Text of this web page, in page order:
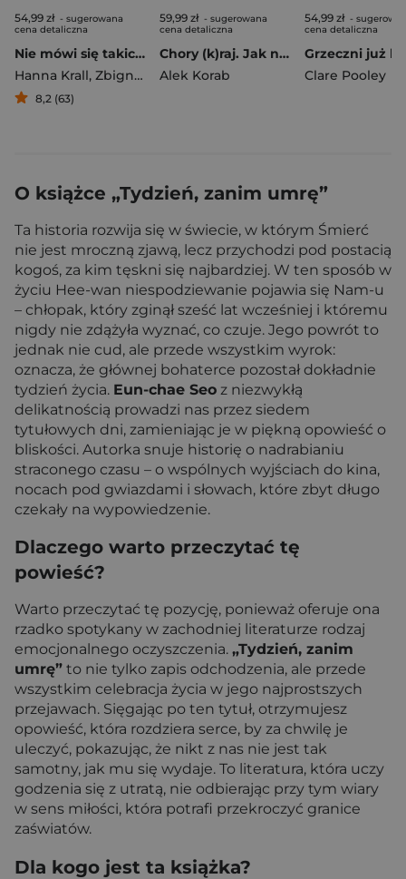
54,99 zł - sugerowana
cena detaliczna
Nie mówi się takich rzeczy
Hanna Krall, Zbigniew Libera
8,2 (63)
59,99 zł - sugerowana
cena detaliczna
Chory (k)raj. Jak naprawdę żyje się w Ameryce
Alek Korab
54,99 zł -
cena detaliczna
Clare Pooley
O książce „Tydzień, zanim umrę”
Ta historia rozwija się w świecie, w którym Śmierć
nie jest mroczną zjawą, lecz przychodzi pod postacią
kogoś, za kim tęskni się najbardziej. W ten sposób w
życiu Hee-wan niespodziewanie pojawia się Nam-u
– chłopak, który zginął sześć lat wcześniej i któremu
nigdy nie zdążyła wyznać, co czuje. Jego powrót to
jednak nie cud, ale przede wszystkim wyrok:
oznacza, że głównej bohaterce pozostał dokładnie
tydzień życia. Eun-chae Seo z niezwykłą
delikatnością prowadzi nas przez siedem
tytułowych dni, zamieniając je w piękną opowieść o
bliskości. Autorka snuje historię o nadrabianiu
straconego czasu – o wspólnych wyjściach do kina,
nocach pod gwiazdami i słowach, które zbyt długo
czekały na wypowiedzenie.
Dlaczego warto przeczytać tę
powieść?
Warto przeczytać tę pozycję, ponieważ oferuje ona
rzadko spotykany w zachodniej literaturze rodzaj
emocjonalnego oczyszczenia. „Tydzień, zanim
umrę” to nie tylko zapis odchodzenia, ale przede
wszystkim celebracja życia w jego najprostszych
przejawach. Sięgając po ten tytuł, otrzymujesz
opowieść, która rozdziera serce, by za chwilę je
uleczyć, pokazując, że nikt z nas nie jest tak
samotny, jak mu się wydaje. To literatura, która uczy
godzenia się z utratą, nie odbierając przy tym wiary
w sens miłości, która potrafi przekroczyć granice
zaświatów.
Dla kogo jest ta książka?